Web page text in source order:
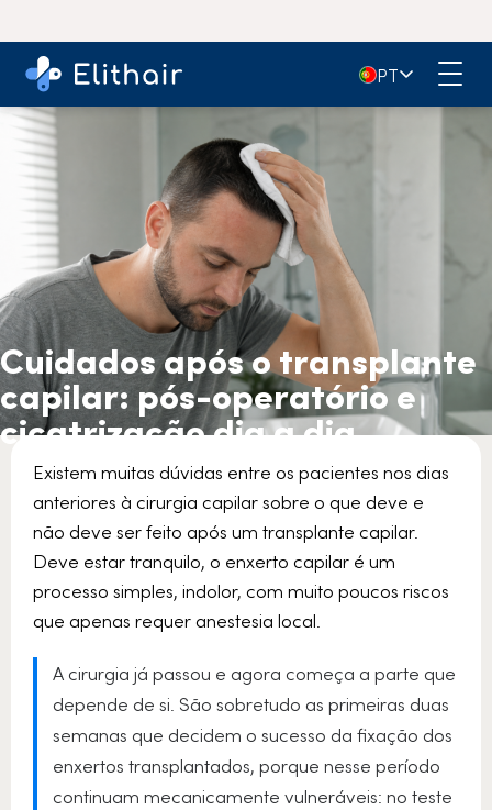
🇵🇹PT
Cuidados após o transplante
capilar: pós-operatório e
cicatrização dia a dia
Existem muitas dúvidas entre os pacientes nos dias
anteriores à cirurgia capilar sobre o que deve e
não deve ser feito após um transplante capilar.
Deve estar tranquilo, o enxerto capilar é um
processo simples, indolor, com muito poucos riscos
que apenas requer anestesia local.
A cirurgia já passou e agora começa a parte que
depende de si. São sobretudo as primeiras duas
semanas que decidem o sucesso da fixação dos
enxertos transplantados, porque nesse período
continuam mecanicamente vulneráveis: no teste